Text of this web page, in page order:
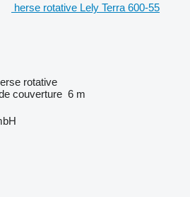
herse rotative Lely Terra 600-55
rotative
couverture 6 m